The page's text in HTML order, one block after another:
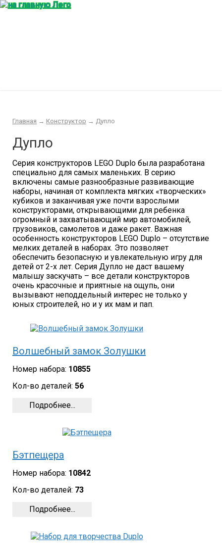
Главная → Конструктор → Дупло
Дупло
Серия конструкторов LEGO Duplo была разработана
специально для самых маленьких. В серию
включены самые разнообразные развивающие
наборы, начиная от комплекта мягких «творческих»
кубиков и заканчивая уже почти взрослыми
конструкторами, открывающими для ребенка
огромный и захватывающий мир автомобилей,
грузовиков, самолетов и даже ракет. Важная
особенность конструкторов LEGO Duplo – отсутствие
мелких деталей в наборах. Это позволяет
обеспечить безопасную и увлекательную игру для
детей от 2-х лет. Серия Дупло не даст вашему
малышу заскучать – все детали конструкторов
очень красочные и приятные на ощупь, они
вызывают неподдельный интерес не только у
юных строителей, но и у их мам и пап.
Волшебный замок Золушки
Номер набора: 10855
Кол-во деталей: 56
Подробнее...
Бэтпещера
Номер набора: 10842
Кол-во деталей: 73
Подробнее...